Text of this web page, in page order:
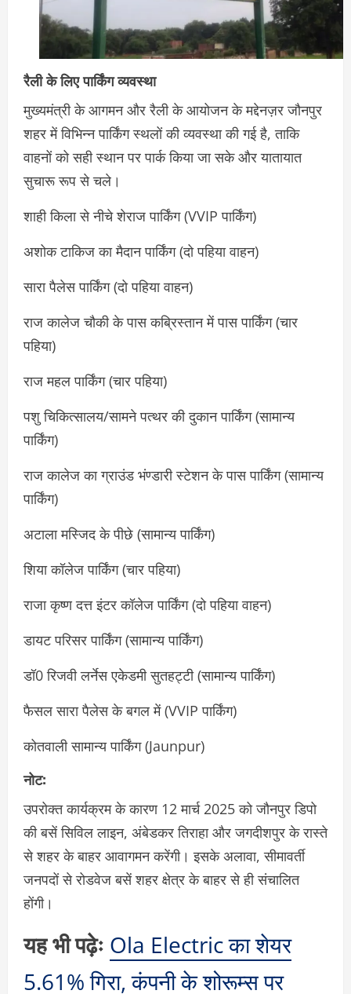
रैली के लिए पार्किंग व्यवस्था
मुख्यमंत्री के आगमन और रैली के आयोजन के मद्देनज़र जौनपुर
शहर में विभिन्न पार्किंग स्थलों की व्यवस्था की गई है, ताकि
वाहनों को सही स्थान पर पार्क किया जा सके और यातायात
सुचारू रूप से चले।
शाही किला से नीचे शेराज पार्किंग (VVIP पार्किंग)
अशोक टाकिज का मैदान पार्किंग (दो पहिया वाहन)
सारा पैलेस पार्किंग (दो पहिया वाहन)
राज कालेज चौकी के पास कब्रिस्तान में पास पार्किंग (चार
पहिया)
राज महल पार्किंग (चार पहिया)
पशु चिकित्सालय/सामने पत्थर की दुकान पार्किंग (सामान्य
पार्किंग)
राज कालेज का ग्राउंड भंण्डारी स्टेशन के पास पार्किंग (सामान्य
पार्किंग)
अटाला मस्जिद के पीछे (सामान्य पार्किंग)
शिया कॉलेज पार्किंग (चार पहिया)
राजा कृष्ण दत्त इंटर कॉलेज पार्किंग (दो पहिया वाहन)
डायट परिसर पार्किंग (सामान्य पार्किंग)
डॉ0 रिजवी लर्नेस एकेडमी सुतहट्टी (सामान्य पार्किंग)
फैसल सारा पैलेस के बगल में (VVIP पार्किंग)
कोतवाली सामान्य पार्किंग (Jaunpur)
नोट:
उपरोक्त कार्यक्रम के कारण 12 मार्च 2025 को जौनपुर डिपो
की बसें सिविल लाइन, अंबेडकर तिराहा और जगदीशपुर के रास्ते
से शहर के बाहर आवागमन करेंगी। इसके अलावा, सीमावर्ती
जनपदों से रोडवेज बसें शहर क्षेत्र के बाहर से ही संचालित
होंगी।
यह भी पढ़ेः Ola Electric का शेयर
5.61% गिरा, कंपनी के शोरूम्स पर